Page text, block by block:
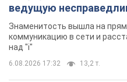
8 часов назад 2,3 т.